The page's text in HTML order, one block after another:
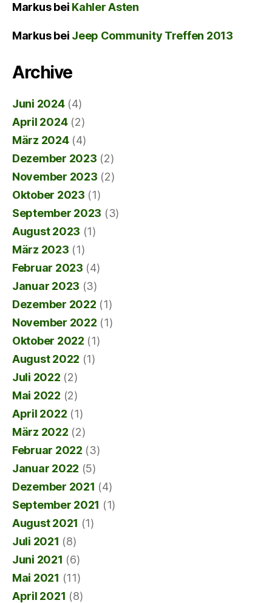
Markusbei Kahler Asten
Markusbei Jeep Community Treffen 2013
Archive
Juni 2024(4)
April 2024(2)
März 2024(4)
Dezember 2023 (2)
November 2023 (2)
Oktober 2023 (1)
September 2023 (3)
August 2023 (1)
März 2023 (1)
Februar 2023 (4)
Januar 2023 (3)
Dezember 2022 (1)
November 2022 (1)
Oktober 2022 (1)
August 2022 (1)
Juli 2022 (2)
Mai 2022 (2)
April 2022 (1)
März 2022 (2)
Februar 2022 (3)
Januar 2022 (5)
Dezember 2021 (4)
September 2021 (1)
August 2021 (1)
Juli 2021 (8)
Juni 2021 (6)
Mai 2021 (11)
April 2021 (8)